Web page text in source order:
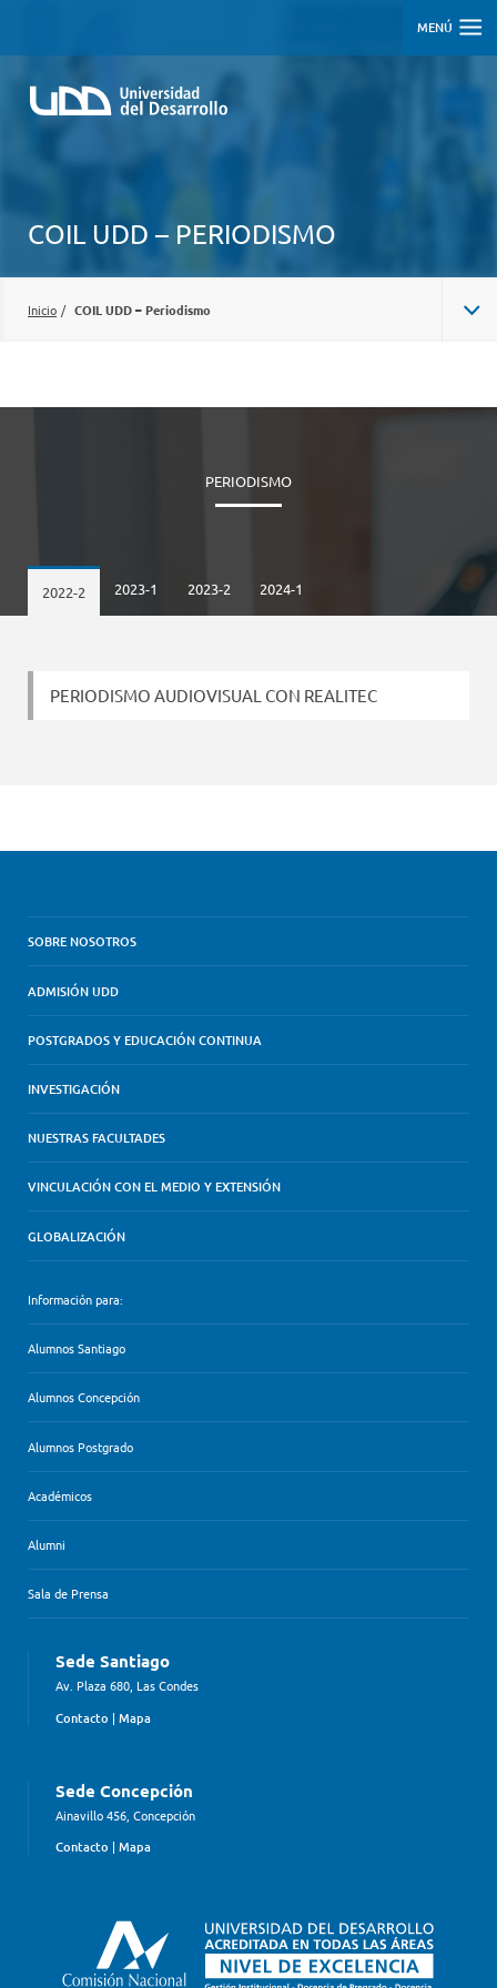
MENÚ
COIL UDD – PERIODISMO
Inicio / COIL UDD – Periodismo
PERIODISMO
2022-2 2023-1 2023-2 2024-1
PERIODISMO AUDIOVISUAL CON REALITEC
SOBRE NOSOTROS
ADMISIÓN UDD
POSTGRADOS Y EDUCACIÓN CONTINUA
INVESTIGACIÓN
NUESTRAS FACULTADES
VINCULACIÓN CON EL MEDIO Y EXTENSIÓN
GLOBALIZACIÓN
Información para:
Alumnos Santiago
Alumnos Concepción
Alumnos Postgrado
Académicos
Alumni
Sala de Prensa
Sede Santiago
Av. Plaza 680, Las Condes
Contacto | Mapa
Sede Concepción
Ainavillo 456, Concepción
Contacto | Mapa